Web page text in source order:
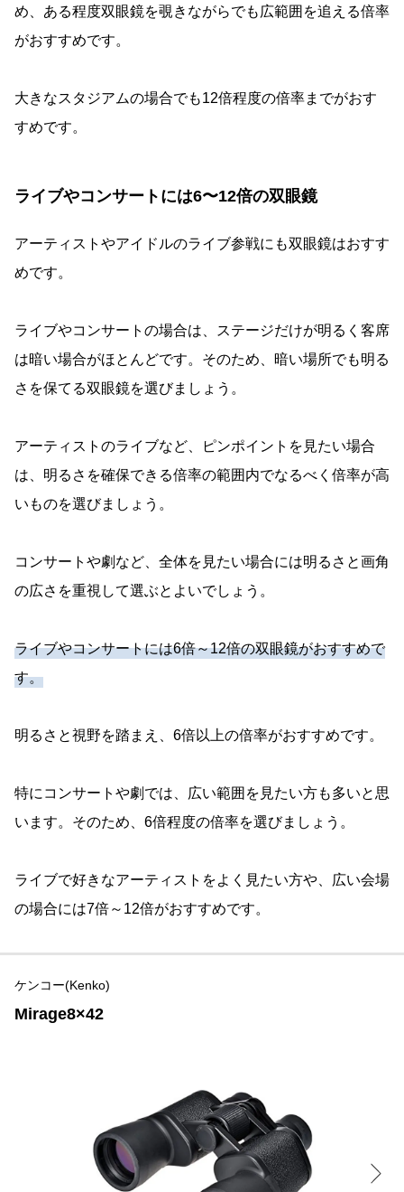
め、ある程度双眼鏡を覗きながらでも広範囲を追える倍率
がおすすめです。
大きなスタジアムの場合でも12倍程度の倍率までがおす
すめです。
ライブやコンサートには6〜12倍の双眼鏡
アーティストやアイドルのライブ参戦にも双眼鏡はおすす
めです。
ライブやコンサートの場合は、ステージだけが明るく客席
は暗い場合がほとんどです。そのため、暗い場所でも明る
さを保てる双眼鏡を選びましょう。
アーティストのライブなど、ピンポイントを見たい場合
は、明るさを確保できる倍率の範囲内でなるべく倍率が高
いものを選びましょう。
コンサートや劇など、全体を見たい場合には明るさと画角
の広さを重視して選ぶとよいでしょう。
ライブやコンサートには6倍～12倍の双眼鏡がおすすめで
す。
明るさと視野を踏まえ、6倍以上の倍率がおすすめです。
特にコンサートや劇では、広い範囲を見たい方も多いと思
います。そのため、6倍程度の倍率を選びましょう。
ライブで好きなアーティストをよく見たい方や、広い会場
の場合には7倍～12倍がおすすめです。
ケンコー(Kenko)
Mirage8×42